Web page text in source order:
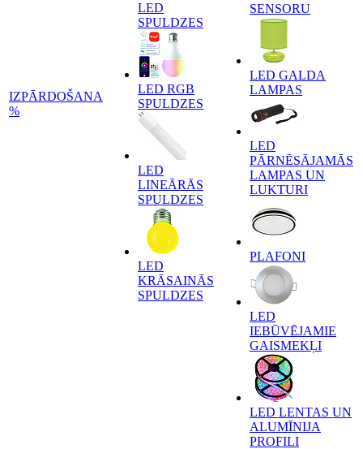
IZPĀRDOŠANA
%
LED
SPULDZES
LED RGB
SPULDZES
LED
LINEĀRĀS
SPULDZES
LED
KRĀSAINĀS
SPULDZES
SENSORU
LED GALDA
LAMPAS
LED
PĀRNĒSĀJAMĀS
LAMPAS UN
LUKTURI
PLAFONI
LED
IEBŪVĒJAMIE
GAISMEKĻI
LED LENTAS UN
ALUMĪNIJA
PROFILI